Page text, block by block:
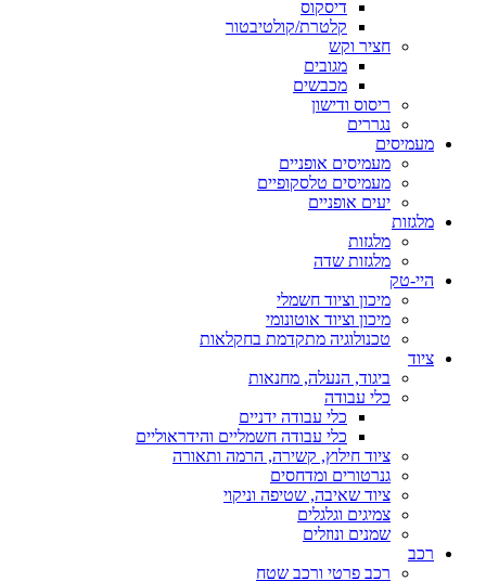
דיסקוס
קלטרת/קולטיבטור
חציר וקש
מגובים
מכבשים
ריסוס ודישון
נגררים
מעמיסים
מעמיסים אופניים
מעמיסים טלסקופיים
יעים אופניים
מלגזות
מלגזות
מלגזות שדה
היי-טק
מיכון וציוד חשמלי
מיכון וציוד אוטונומי
טכנולוגיה מתקדמת בחקלאות
ציוד
ביגוד, הנעלה, מחנאות
כלי עבודה
כלי עבודה ידניים
כלי עבודה חשמליים והידראוליים
ציוד חילוץ, קשירה, הרמה ותאורה
גנרטורים ומדחסים
ציוד שאיבה, שטיפה וניקוי
צמיגים וגלגלים
שמנים ונוזלים
רכב
רכב פרטי ורכב שטח